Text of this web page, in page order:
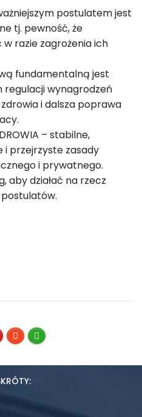
postulatem jest
tj. pewność, że
razie zagrożenia ich
fundamentalną jest
wynagrodzeń
i dalsza poprawa
– stabilne,
i przejrzyste zasady
i prywatnego.
aby działać na rzecz